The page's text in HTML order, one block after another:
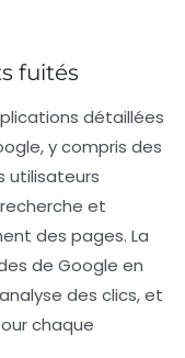
fuités
détaillées
y compris des
utilisateurs
et
des pages. La
de Google en
des clics, et
chaque